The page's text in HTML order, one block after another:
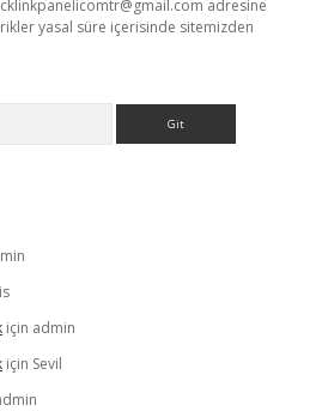
adresine
yasal süre içerisinde sitemizden
için admin
için Sevil